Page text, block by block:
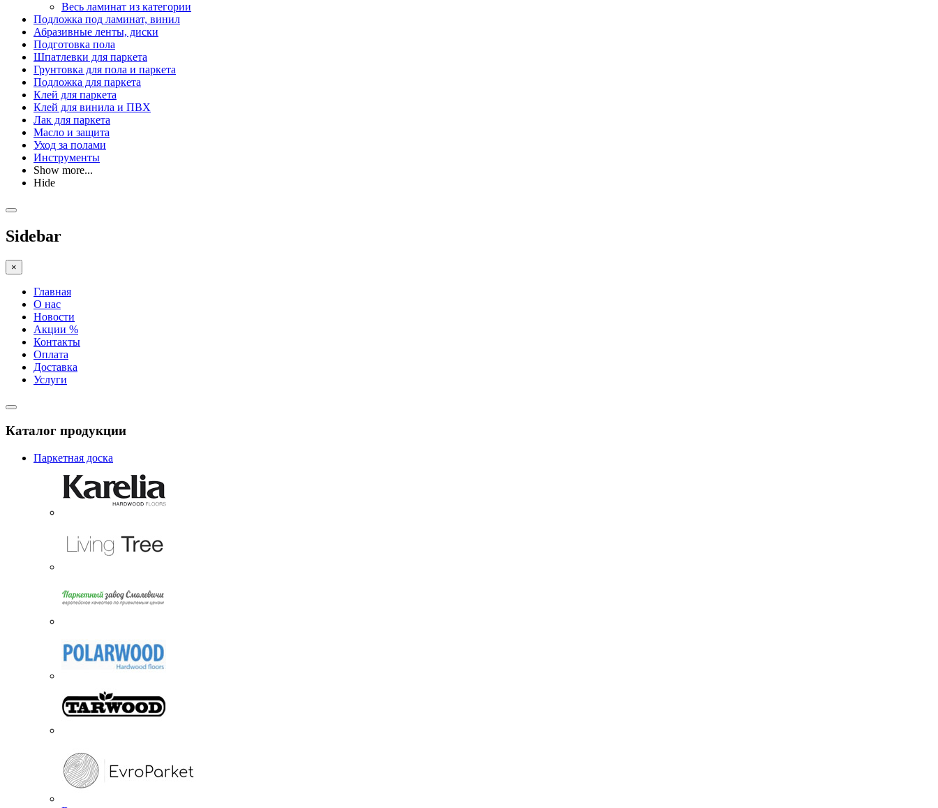
Весь ламинат из категории
Подложка под ламинат, винил
Абразивные ленты, диски
Подготовка пола
Шпатлевки для паркета
Грунтовка для пола и паркета
Подложка для паркета
Клей для паркета
Клей для винила и ПВХ
Лак для паркета
Масло и защита
Уход за полами
Инструменты
Show more...
Hide
Sidebar
×
Главная
О нас
Новости
Акции %
Контакты
Оплата
Доставка
Услуги
Каталог продукции
Паркетная доска